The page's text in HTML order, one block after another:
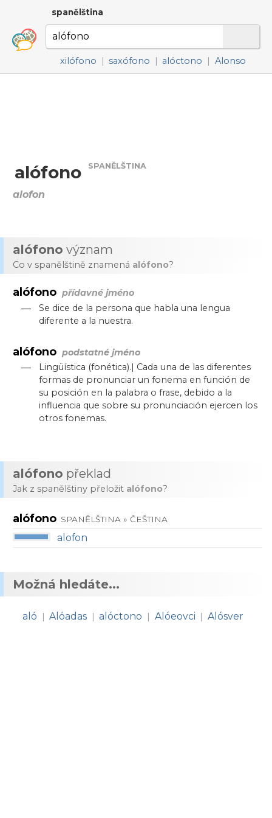
spanělština
xilófono | saxófono | alóctono | Alonso
alófono SPANĚLŠTINA
alofon
alófono význam
Co v spanělštině znamená alófono?
alófono přídavné jméno
—
Se dice de la persona que habla una lengua
diferente a la nuestra.
alófono podstatné jméno
—
Lingüística (fonética).| Cada una de las diferentes
formas de pronunciar un fonema en función de
su posición en la palabra o frase, debido a la
influencia que sobre su pronunciación ejercen los
otros fonemas.
alófono překlad
Jak z spanělštiny přeložit alófono?
alófono SPANĚLŠTINA » ČEŠTINA
alofon
Možná hledáte...
aló | Alóadas | alóctono | Alóeovci | Alósver